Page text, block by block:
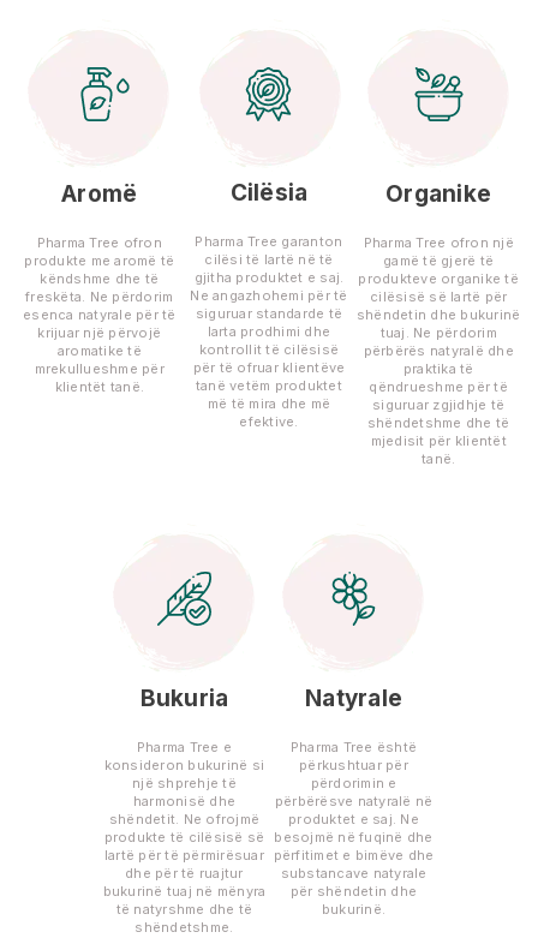
Aromë
Pharma Tree ofron
produkte me aromë të
këndshme dhe të
freskëta. Ne përdorim
esenca natyrale për të
krijuar një përvojë
aromatike të
mrekullueshme për
klientët tanë.
Cilësia
Pharma Tree garanton
cilësi të lartë në të
gjitha produktet e saj.
Ne angazhohemi për të
siguruar standarde të
larta prodhimi dhe
kontrollit të cilësisë
për të ofruar klientëve
tanë vetëm produktet
më të mira dhe më
efektive.
Organike
Pharma Tree ofron një
gamë të gjerë të
produkteve organike të
cilësisë së lartë për
shëndetin dhe bukurinë
tuaj. Ne përdorim
përbërës natyralë dhe
praktika të
qëndrueshme për të
siguruar zgjidhje të
shëndetshme dhe të
mjedisit për klientët
tanë.
Bukuria
Pharma Tree e
konsideron bukurinë si
një shprehje të
harmonisë dhe
shëndetit. Ne ofrojmë
produkte të cilësisë së
lartë për të përmirësuar
dhe për të ruajtur
bukurinë tuaj në mënyra
të natyrshme dhe të
shëndetshme.
Natyrale
Pharma Tree është
përkushtuar për
përdorimin e
përbërësve natyralë në
produktet e saj. Ne
besojmë në fuqinë dhe
përfitimet e bimëve dhe
substancave natyrale
për shëndetin dhe
bukurinë.